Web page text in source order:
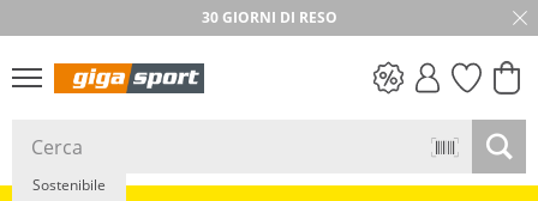
30 GIORNI DI RESO
SALDI
Sostenibile